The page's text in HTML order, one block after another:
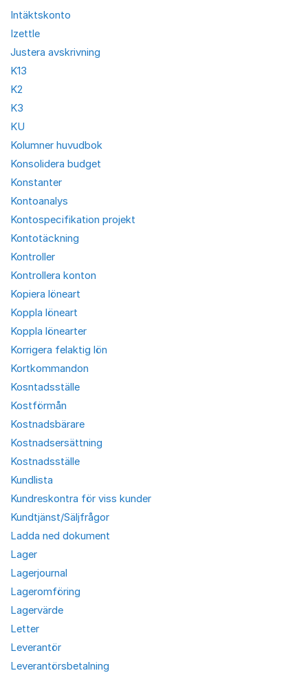
Intäktskonto
Izettle
Justera avskrivning
K13
K2
K3
KU
Kolumner huvudbok
Konsolidera budget
Konstanter
Kontoanalys
Kontospecifikation projekt
Kontotäckning
Kontroller
Kontrollera konton
Kopiera löneart
Koppla löneart
Koppla lönearter
Korrigera felaktig lön
Kortkommandon
Kosntadsställe
Kostförmån
Kostnadsbärare
Kostnadsersättning
Kostnadsställe
Kundlista
Kundreskontra för viss kunder
Kundtjänst/Säljfrågor
Ladda ned dokument
Lager
Lagerjournal
Lageromföring
Lagervärde
Letter
Leverantör
Leverantörsbetalning